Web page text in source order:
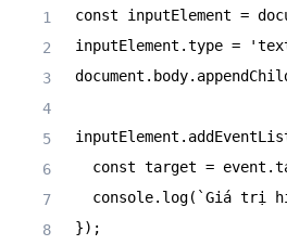
const inputElement =
inputElement .type =
document . body.
inputElement .
const target = event .
console. log( `Giá trị
}) ;